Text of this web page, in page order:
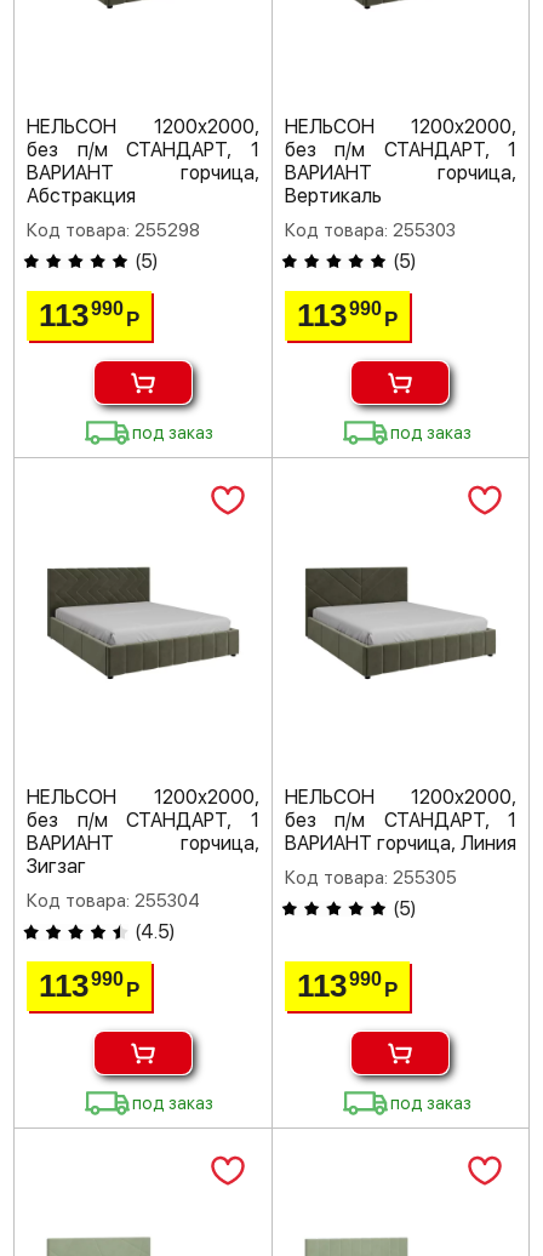
НЕЛЬСОН 1200х2000,
без п/м СТАНДАРТ, 1
ВАРИАНТ горчица,
Абстракция
Код товара: 255298
(5)
113990Р
под заказ
НЕЛЬСОН 1200х2000,
без п/м СТАНДАРТ, 1
ВАРИАНТ горчица,
Вертикаль
Код товара: 255303
(5)
113990 Р
под заказ
НЕЛЬСОН 1200х2000,
без п/м СТАНДАРТ, 1
ВАРИАНТ горчица,
Зигзаг
Код товара: 255304
(4.5)
113990Р
под заказ
НЕЛЬСОН 1200х2000,
без п/м СТАНДАРТ, 1
ВАРИАНТ горчица, Линия
Код товара: 255305
(5)
113990 Р
под заказ